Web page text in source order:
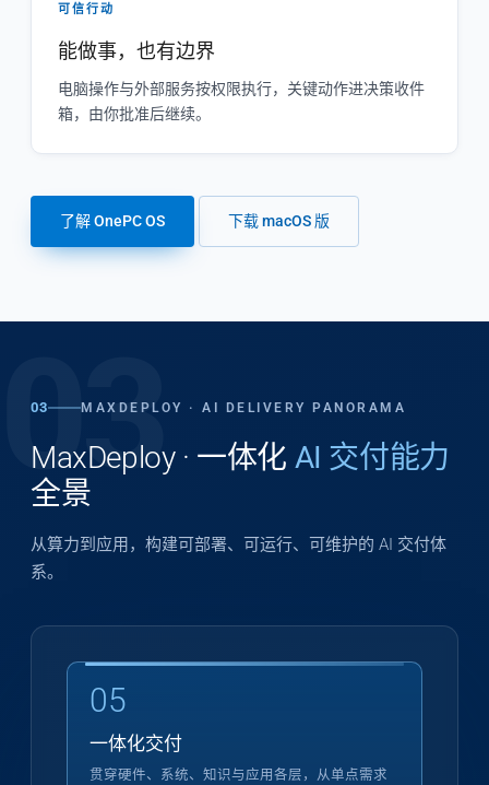
可信行动
能做事，也有边界
电脑操作与外部服务按权限执行，关键动作进决策收件
箱，由你批准后继续。
了解 OnePC OS 下载 macOS 版
03
03 MAXDEPLOY · AI DELIVERY PANORAMA
MaxDeploy · 一体化 AI 交付能力
全景
从算力到应用，构建可部署、可运行、可维护的 AI 交付体
系。
05
一体化交付
贯穿硬件、系统、知识与应用各层，从单点需求